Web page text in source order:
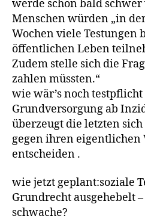
werde schon bald
Menschen würden „in
Wochen viele Testungen
öffentlichen Leben
Zudem stelle sich die
zahlen müssten.“
wie wär’s noch
Grundversorgung ab
überzeugt die letzten
gegen ihren
entscheiden .
wie jetzt geplant:soziale
Grundrecht ausgehebelt
schwache?